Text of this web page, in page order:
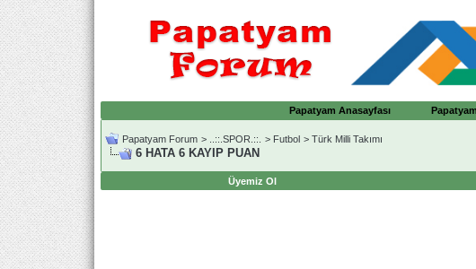
Papatyam Anasayfası
Papatyam Forum > ..::.SPOR.::. > Futbol > Türk Milli Takımı
6 HATA 6 KAYIP PUAN
Üyemiz Ol